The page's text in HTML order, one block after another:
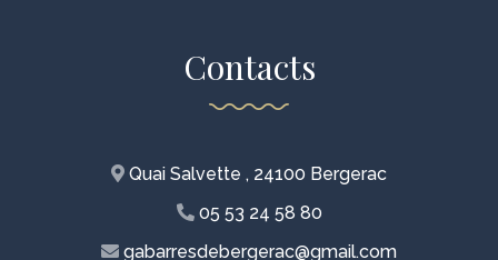
Contacts
Quai Salvette , 24100 Bergerac
05 53 24 58 80
gabarresdebergerac@gmail.com